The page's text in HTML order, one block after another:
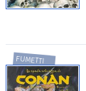
FUMETTI